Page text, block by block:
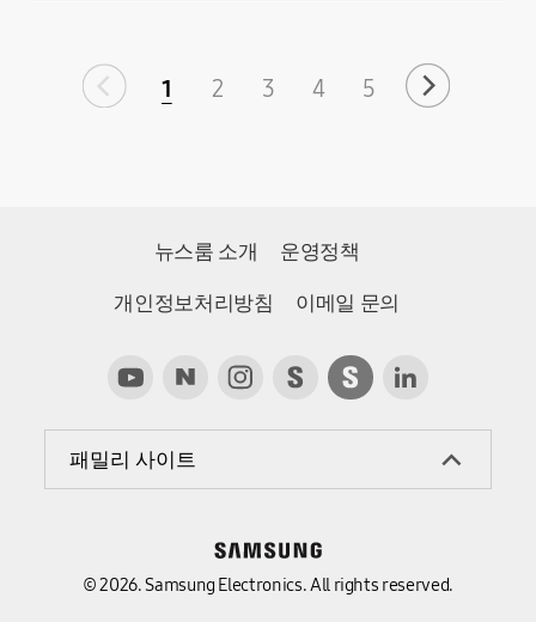
1 2 3 4 5
뉴스룸 소개 운영정책
개인정보처리방침 이메일 문의
패밀리 사이트
© 2026. Samsung Electronics. All rights reserved.